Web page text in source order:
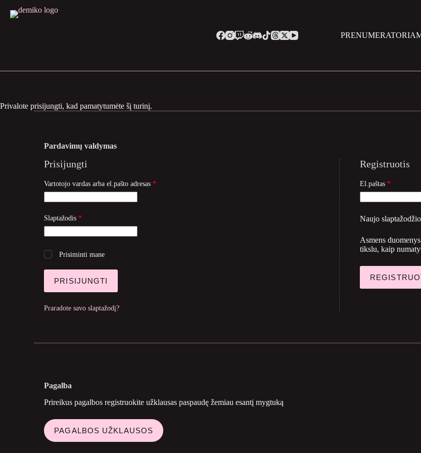
Privalote prisijungti, kad pamatytumėte šį turinį.
Pardavimų valdymas
Prisijungti
Vartotojo vardas arba el.pašto adresas*Privalomas
Slaptažodis*Privalomas
Prisiminti mane
PRISIJUNGTI
Praradote savo slaptažodį?
Registruotis
El.paštas *Privalomas
Naujo
Asmens
tikslu, kaip
Pagalba
Prireikus pagalbos registruokite užklausas paspaudę žemiau esantį mygtuką
PAGALBOS UŽKLAUSOS